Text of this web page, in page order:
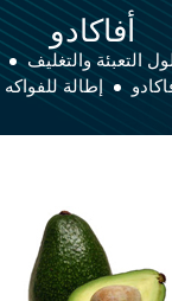
أفاكادو
التعبئة والتغليف
إطالة للفواكه